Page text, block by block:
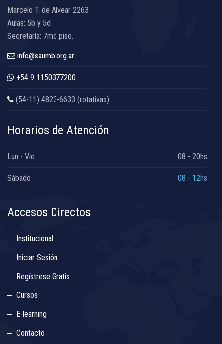
Marcelo T. de Alvear 2263
Aulas: 5b y 5d
Secretaría: 7mo piso.
info@saumb.org.ar
+54 9 1150377200
(54-11) 4823-6633 (rotativas)
Horarios de Atención
Lun - Vie 08 - 20hs
Sábado 08 - 12hs
Accesos Directos
Institucional
Iniciar Sesión
Regístrese Gratis
Cursos
E-learning
Contacto